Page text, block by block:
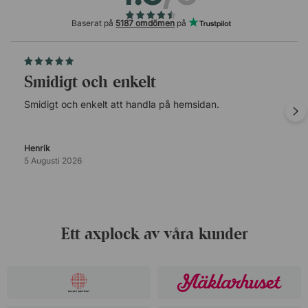
Baserat på 5187 omdömen på
Smidigt och enkelt
Smidigt och enkelt att handla på hemsidan.
Henrik
5 Augusti 2026
Ett axplock av våra kunder